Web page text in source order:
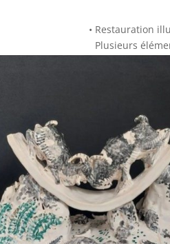
• Restauration
Plusieurs